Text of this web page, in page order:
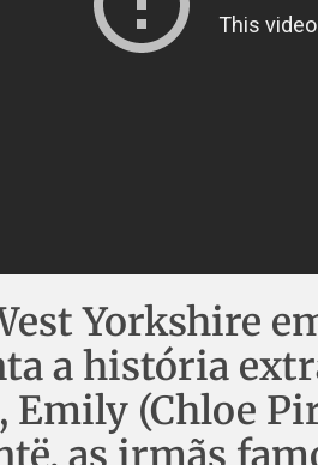
Yorkshire
a história
(Chloe